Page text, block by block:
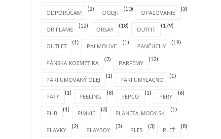
ODPORÚČAM
(2)
OODJI
(10)
OPAĽOVANIE
(3)
ORIFLAME
(12)
ORSAY
(18)
OUTFIT
(179)
OUTLET
(1)
PALMOLIVE
(1)
PANČUCHY
(19)
PÁNSKA KOZMETIKA
(2)
PARFÉMY
(12)
PARFUMOVANÝ OLEJ
(1)
PARFUMYLACNO
(1)
PÄTY
(1)
PEELING
(8)
PEPCO
(1)
PERY
(6)
PHB
(1)
PIMKIE
(3)
PLANETA-MODY.SK
(1)
PLAVKY
(2)
PLAYBOY
(3)
PLES
(3)
PLEŤ
(8)